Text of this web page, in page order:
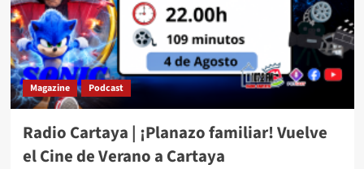
Magazine Podcast
Radio Cartaya | ¡Planazo familiar! Vuelve
el Cine de Verano a Cartaya